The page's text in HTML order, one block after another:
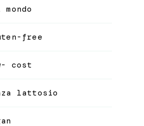
free
cost
lattosio